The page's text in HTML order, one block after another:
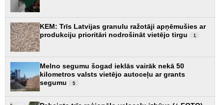
KEM: Trīs Latvijas granulu ražotāji apņēmušies ar
produkciju prioritāri nodrošināt vietējo tirgu
1
Melno segumu šogad ieklās vairāk nekā 50
kilometros valsts vietējo autoceļu ar grants
segumu
5